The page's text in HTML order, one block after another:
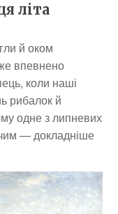
літа
й оком
впевнено
коли наші
рибалок й
одне з липневих
— докладніше